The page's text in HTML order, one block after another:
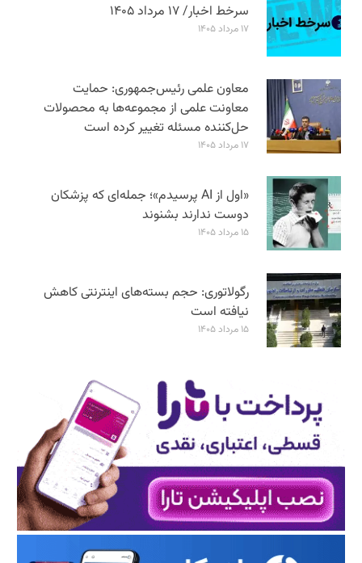
سرخط اخبار/ ۱۷ مرداد ۱۴۰۵
۱۷ مرداد ۱۴۰۵
معاون علمی رئیس‌جمهوری: حمایت
معاونت علمی از مجموعه‌ها به محصولات
حل‌کننده مسئله تغییر کرده است
۱۷ مرداد ۱۴۰۵
«اول از AI پرسیدم»؛ جمله‌ای که پزشکان
دوست ندارند بشنوند
۱۵ مرداد ۱۴۰۵
رگولاتوری: حجم بسته‌های اینترنتی کاهش
نیافته است
۱۵ مرداد ۱۴۰۵